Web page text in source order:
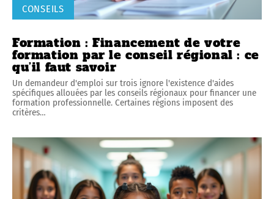
CONSEILS
Formation : Financement de votre
formation par le conseil régional : ce
qu’il faut savoir
Un demandeur d'emploi sur trois ignore l'existence d'aides
spécifiques allouées par les conseils régionaux pour financer une
formation professionnelle. Certaines régions imposent des
critères…